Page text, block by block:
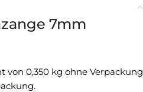
7mm
von 0,350 kg ohne Verpackung